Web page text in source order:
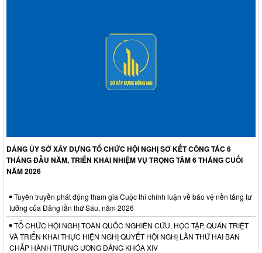
ĐẢNG ỦY SỞ XÂY DỰNG TỔ CHỨC HỘI NGHỊ SƠ KẾT CÔNG TÁC 6
THÁNG ĐẦU NĂM, TRIỂN KHAI NHIỆM VỤ TRỌNG TÂM 6 THÁNG CUỐI
NĂM 2026
Tuyên truyền phát động tham gia Cuộc thi chính luận về bảo vệ nền tảng tư
tưởng của Đảng lần thứ Sáu, năm 2026
TỔ CHỨC HỘI NGHỊ TOÀN QUỐC NGHIÊN CỨU, HỌC TẬP, QUÁN TRIỆT
VÀ TRIỂN KHAI THỰC HIỆN NGHỊ QUYẾT HỘI NGHỊ LẦN THỨ HAI BAN
CHẤP HÀNH TRUNG ƯƠNG ĐẢNG KHÓA XIV